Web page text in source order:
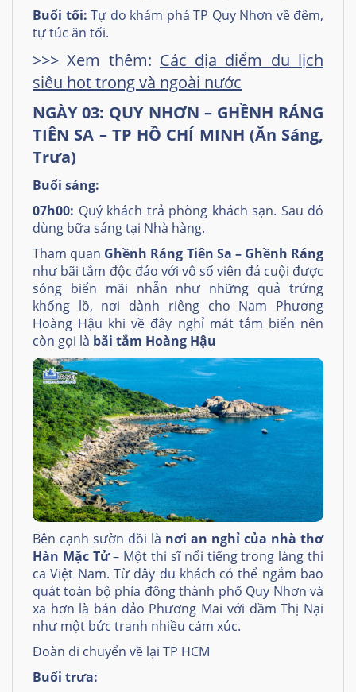
Buổi tối: Tự do khám phá TP Quy Nhơn về đêm,
tự túc ăn tối.
>>> Xem thêm: Các địa điểm du lịch
siêu hot trong và ngoài nước
NGÀY 03: QUY NHƠN – GHỀNH RÁNG
TIÊN SA – TP HỒ CHÍ MINH (Ăn Sáng,
Trưa)
Buổi sáng:
07h00: Quý khách trả phòng khách sạn. Sau đó
dùng bữa sáng tại Nhà hàng.
Tham quan Ghềnh Ráng Tiên Sa – Ghềnh Ráng
như bãi tắm độc đáo với vô số viên đá cuội được
sóng biển mãi nhẵn như những quả trứng
khổng lồ, nơi dành riêng cho Nam Phương
Hoàng Hậu khi về đây nghỉ mát tắm biển nên
còn gọi là bãi tắm Hoàng Hậu
Bên cạnh sườn đồi là nơi an nghỉ của nhà thơ
Hàn Mặc Tử– Một thi sĩ nổi tiếng trong làng thi
ca Việt Nam. Từ đây du khách có thể ngắm bao
quát toàn bộ phía đông thành phố Quy Nhơn và
xa hơn là bán đảo Phương Mai với đầm Thị Nại
như một bức tranh nhiều cảm xúc.
Đoàn di chuyển về lại TP HCM
Buổi trưa: